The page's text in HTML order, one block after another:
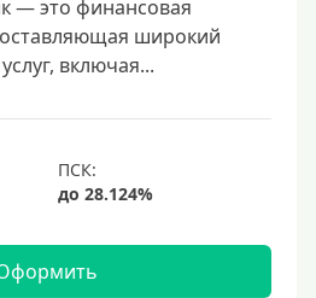
— это финансовая
широкий
включая...